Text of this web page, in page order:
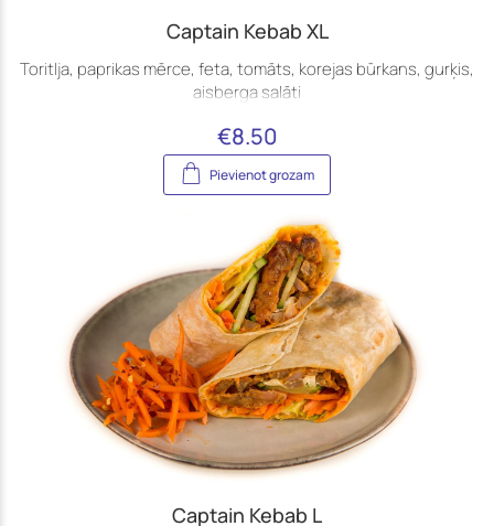
Captain Kebab XL
Toritlja, paprikas mērce, feta, tomāts, korejas būrkans, gurķis,
aisberga salāti
€8.50
Pievienot grozam
Captain Kebab L